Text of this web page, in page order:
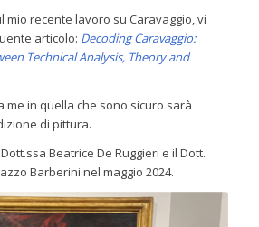
mio recente lavoro su Caravaggio, vi
articolo: Decoding Caravaggio:
Technical Analysis, Theory and
me in quella che sono sicuro sarà
di pittura.
Beatrice De Ruggieri e il Dott.
Barberini nel maggio 2024.